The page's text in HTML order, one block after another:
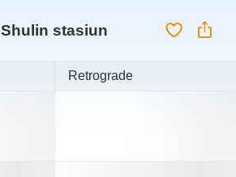
Shulin stasiun
Retrograde